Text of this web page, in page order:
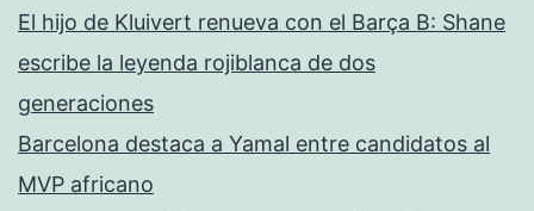
El hijo de Kluivert renueva con el Barça B: Shane
escribe la leyenda rojiblanca de dos
generaciones
Barcelona destaca a Yamal entre candidatos al
MVP africano